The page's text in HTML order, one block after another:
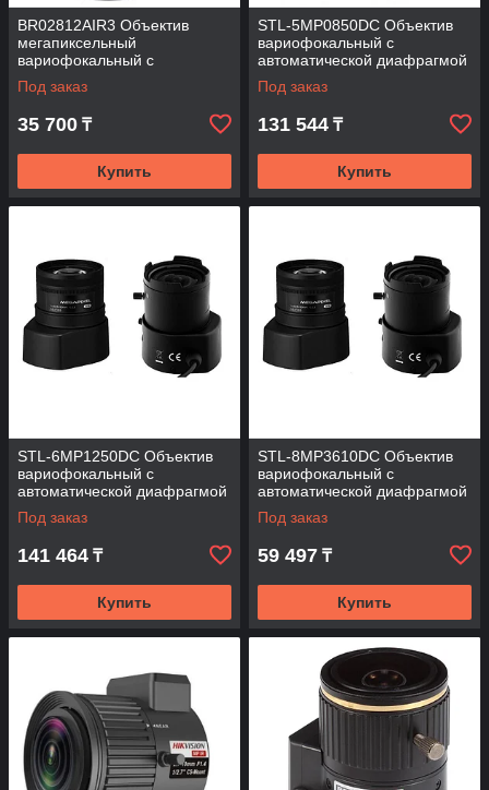
BR02812AIR3 Объектив
мегапиксельный
вариофокальный с
автоматической диафрагмой
(АРД)
Под заказ
35 700 ₸
Купить
STL-5MP0850DC Объектив
вариофокальный с
автоматической диафрагмой
(АРД)
Под заказ
131 544 ₸
Купить
STL-6MP1250DC Объектив
вариофокальный с
автоматической диафрагмой
(АРД)
Под заказ
141 464 ₸
Купить
STL-8MP3610DC Объектив
вариофокальный с
автоматической диафрагмой
(АРД)
Под заказ
59 497 ₸
Купить